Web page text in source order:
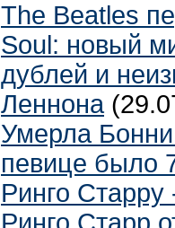
The Beatles
Soul: новый
дублей и
Леннона
Умерла
певице было
Ринго Старру